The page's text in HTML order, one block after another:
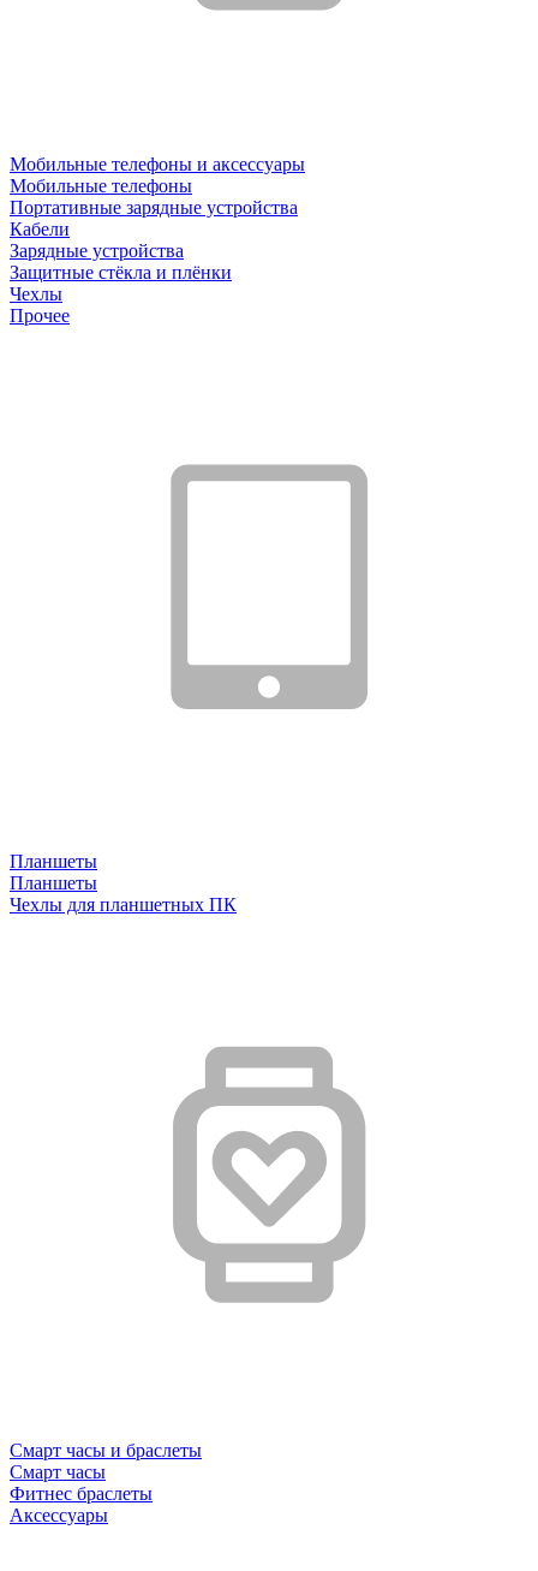
Мобильные телефоны и аксессуары
Мобильные телефоны
Портативные зарядные устройства
Кабели
Зарядные устройства
Защитные стёкла и плёнки
Чехлы
Прочее
Планшеты
Планшеты
Чехлы для планшетных ПК
Смарт часы и браслеты
Смарт часы
Фитнес браслеты
Аксессуары